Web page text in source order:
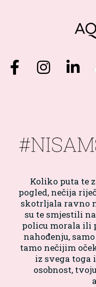
Koliko puta te
pogled, nečija
skotrljala ravno
su te smjestili
policu morala ili
nahođenju,
tamo nečijim
iz svega
osobnost,